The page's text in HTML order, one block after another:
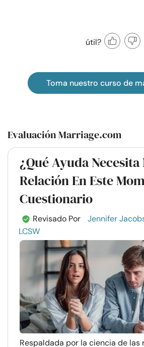
útil?
Toma nuestro curso de
Evaluación Marriage.com
¿Qué Ayuda Necesita
Relación En Este
Cuestionario
Revisado Por
Jennifer
LCSW
Respaldada por la ciencia de las